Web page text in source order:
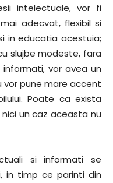
intelectuale, vor fi
adecvat, flexibil si
in educatia acestuia;
slujbe modeste, fara
vor avea un
vor pune mare accent
Poate ca exista
un caz aceasta nu
si informati se
in timp ce parinti din